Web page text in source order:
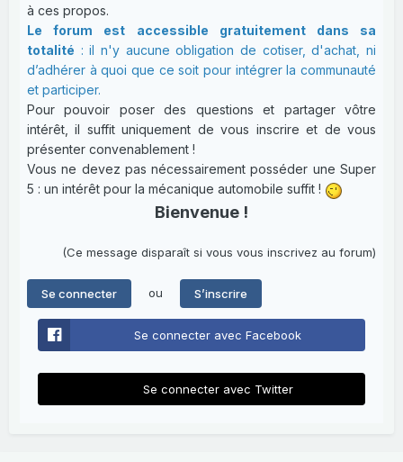
à ces propos.
Le forum est accessible gratuitement dans sa
totalité : il n'y aucune obligation de cotiser, d'achat, ni
d’adhérer à quoi que ce soit pour intégrer la communauté
et participer.
Pour pouvoir poser des questions et partager vôtre
intérêt, il suffit uniquement de vous inscrire et de vous
présenter convenablement !
Vous ne devez pas nécessairement posséder une Super
5 : un intérêt pour la mécanique automobile suffit !
Bienvenue !
(Ce message disparaît si vous vous inscrivez au forum)
Se connecter ou S’inscrire
Se connecter avec Facebook
Se connecter avec Twitter